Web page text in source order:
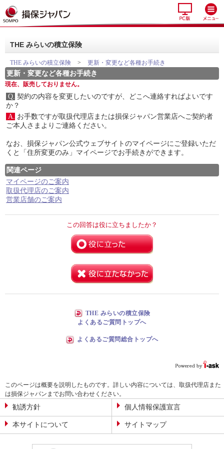
THE みらいの積立保険
THE みらいの積立保険 > 更新・変更など各種お手続き
更新・変更など各種お手続き
現在、販売しておりません。
Q. 契約の内容を変更したいのですが、どこへ連絡すればよいです
か？
A. お手数ですが取扱代理店または損保ジャパン営業店へご契約者
ご本人さまよりご連絡ください。
なお、損保ジャパン公式ウェブサイトのマイページにご登録いただ
くと「住所変更のみ」マイページでお手続きができます。
関連ページ
マイページのご案内
取扱代理店のご案内
営業店舗のご案内
この回答は役に立ちましたか？
THE みらいの積立保険
よくあるご質問トップへ
よくあるご質問総合トップへ
このページは概要を説明したものです。詳しい内容については、取扱代理店また
は損保ジャパンまでお問い合わせください。
勧誘方針 個人情報保護宣言
本サイトについて サイトマップ